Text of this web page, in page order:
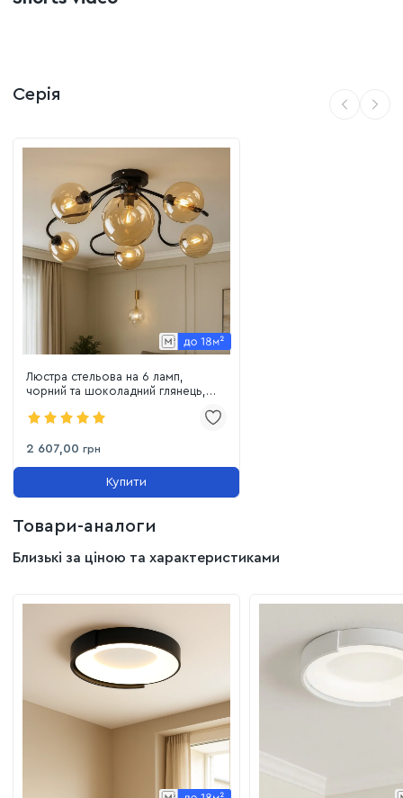
Сучасні вітальні та спальні:
наповнює інтер'єр
світлом.
Кухні та обідні зони:
загального освітлення, так і для розміщення над
невеликим столом.
Передпокої, студії та дитячі кімнати:
форма та універсальні кольори гармонійно вписуються
у будь-яку функціональну зону.
Серія
Люстра стельова на 6 ламп,
чорний та шоколадний глянець,
(752X101F-6 BK+BR)
2 607,00 грн
Купити
Товари-аналоги
Близькі за ціною та характеристиками